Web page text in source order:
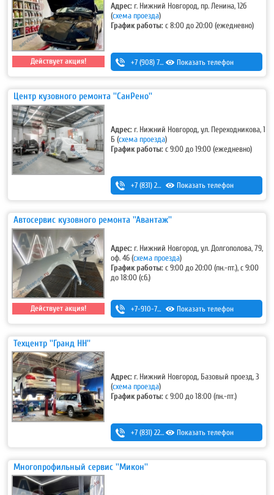
Действует акция!
Адрес: г. Нижний Новгород, пр. Ленина, 12б
(схема проезда)
График работы:с 8:00 до 20:00 (ежедневно)
+7 (908) 728-99-33 (моб.) ,8 (831) 291-27-33 (гор.)
Показать телефон
Центр кузовного ремонта ''СанРено''
Адрес: г. Нижний Новгород, ул. Переходникова, 1
Б (схема проезда)
График работы:с 9:00 до 19:00 (ежедневно)
+7 (831) 280-69-88 Показать телефон
Автосервис кузовного ремонта ''Авантаж''
Действует акция!
Адрес: г. Нижний Новгород, ул. Долгополова, 79,
оф. 46(схема проезда)
График работы:с 9:00 до 20:00 (пн.-пт.), с 9:00
до 18:00 (сб.)
+7-910-790-48-01 ,+7 (831) 410-48-01
Показать телефон
Техцентр ''Гранд НН''
Адрес: г. Нижний Новгород, Базовый проезд, 3
(схема проезда)
График работы:с 9:00 до 18:00 (пн.-пт.)
+7 (831) 220-44-54 ,+7 (831) 220-44-55
Показать телефон
Многопрофильный сервис ''Микон''